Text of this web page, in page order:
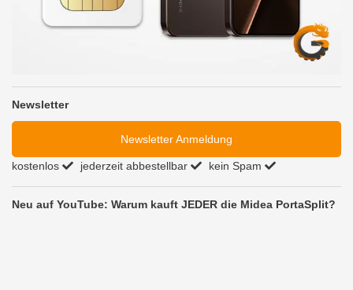
Newsletter
Newsletter Anmeldung
kostenlos jederzeit abbestellbar kein Spam
Neu auf YouTube: Warum kauft JEDER die Midea PortaSplit?